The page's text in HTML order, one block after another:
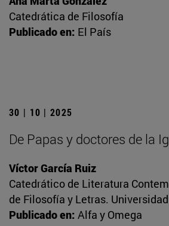
Catedrática de Filosofía
Publicado en: El País
30 | 10 | 2025
De Papas y doctores de la
Víctor García Ruiz
Catedrático de Literatura
de Filosofía y Letras.
Publicado en: Alfa y Omega